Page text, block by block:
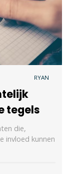
RYAN
tegels
die,
invloed kunnen